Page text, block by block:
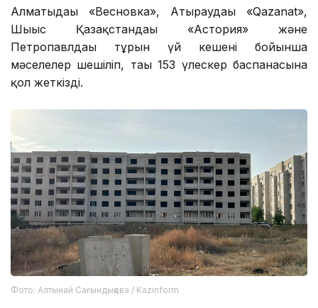
Алматыдағы «Весновка», Атыраудағы «Qazanat»,
Шығыс Қазақстандағы «Астория» және
Петропавлдағы тұрғын үй кешені бойынша
мәселелер шешіліп, тағы 153 үлескер баспанасына
қол жеткізді.
Фото: Алтынай Сағындықова / Kazinform